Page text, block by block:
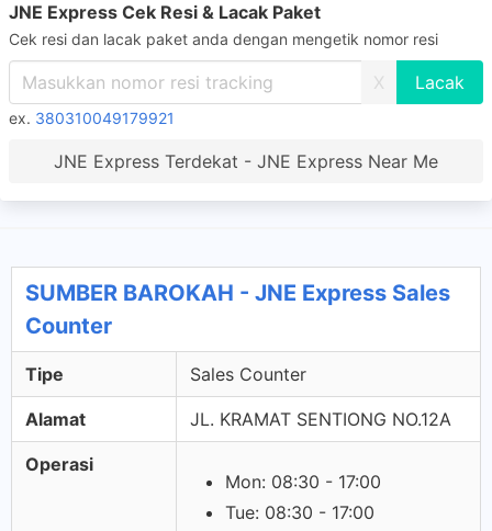
JNE Express Cek Resi & Lacak Paket
Cek resi dan lacak paket anda dengan mengetik nomor resi
X
ex. 380310049179921
JNE Express Terdekat - JNE Express Near Me
SUMBER BAROKAH - JNE Express Sales
Counter
Tipe Sales Counter
Alamat JL. KRAMAT SENTIONG NO.12A
Operasi
Mon: 08:30 - 17:00
Tue: 08:30 - 17:00